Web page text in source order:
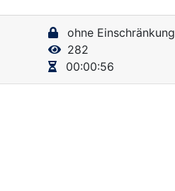
ohne Einschränkung
282
00:00:56